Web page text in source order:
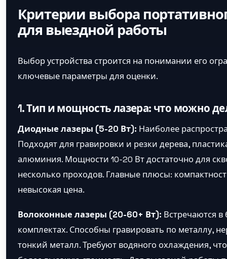
Критерии выбора
для выездной работы
Выбор устройства строится на понимании его
ключевые параметры для оценки.
1. Тип и мощность лазера: что можно
Диодные лазеры (5-20 Вт): Наиболее
Подходят для гравировки и резки дерева,
алюминия. Мощности 10-20 Вт достаточно для
несколько проходов. Главные плюсы:
невысокая цена.
Волоконные лазеры (20-60+ Вт): Встречаются
комплектах. Способны гравировать по металлу,
тонкий металл. Требуют водяного охлаждения,